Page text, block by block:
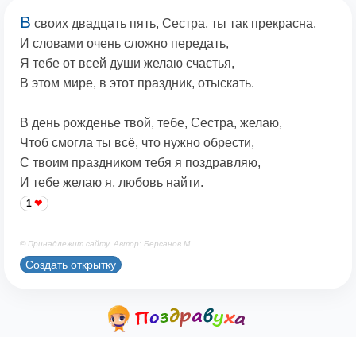
В своих двадцать пять, Сестра, ты так прекрасна,
И словами очень сложно передать,
Я тебе от всей души желаю счастья,
В этом мире, в этот праздник, отыскать.
В день рожденье твой, тебе, Сестра, желаю,
Чтоб смогла ты всё, что нужно обрести,
С твоим праздником тебя я поздравляю,
И тебе желаю я, любовь найти.
1
© Принадлежит сайту. Автор: Берсанов М.
Создать открытку